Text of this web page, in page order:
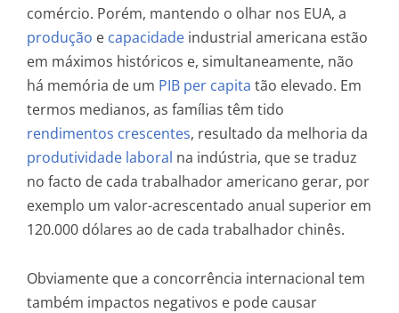
comércio. Porém, mantendo o olhar nos EUA, a
produção e capacidade industrial americana estão
em máximos históricos e, simultaneamente, não
há memória de um PIB per capita tão elevado. Em
termos medianos, as famílias têm tido
rendimentos crescentes, resultado da melhoria da
produtividade laboral na indústria, que se traduz
no facto de cada trabalhador americano gerar, por
exemplo um valor-acrescentado anual superior em
120.000 dólares ao de cada trabalhador chinês.
Obviamente que a concorrência internacional tem
também impactos negativos e pode causar